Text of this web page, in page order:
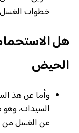
خطوات
هل
الحيض
وأما عن هذ
السيدات، وهو
عن الغسل